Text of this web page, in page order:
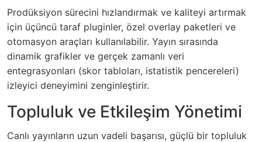
Prodüksiyon sürecini hızlandırmak ve kaliteyi artırmak
için üçüncü taraf pluginler, özel overlay paketleri ve
otomasyon araçları kullanılabilir. Yayın sırasında
dinamik grafikler ve gerçek zamanlı veri
entegrasyonları (skor tabloları, istatistik pencereleri)
izleyici deneyimini zenginleştirir.
Topluluk ve Etkileşim Yönetimi
Canlı yayınların uzun vadeli başarısı, güçlü bir topluluk